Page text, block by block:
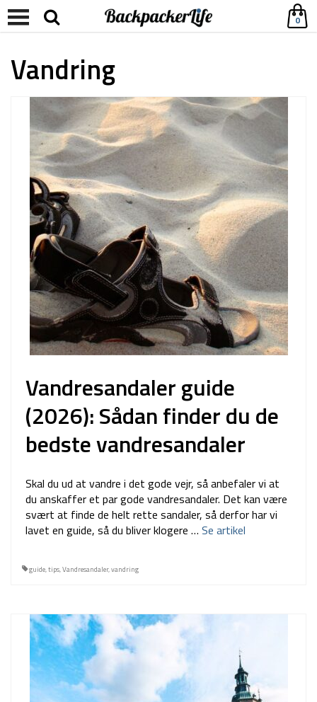
0
Vandring
Vandresandaler guide
(2026): Sådan finder du de
bedste vandresandaler
Skal du ud at vandre i det gode vejr, så anbefaler vi at
du anskaffer et par gode vandresandaler. Det kan være
svært at finde de helt rette sandaler, så derfor har vi
lavet en guide, så du bliver klogere … Se artikel
guide,tips,Vandresandaler,vandring